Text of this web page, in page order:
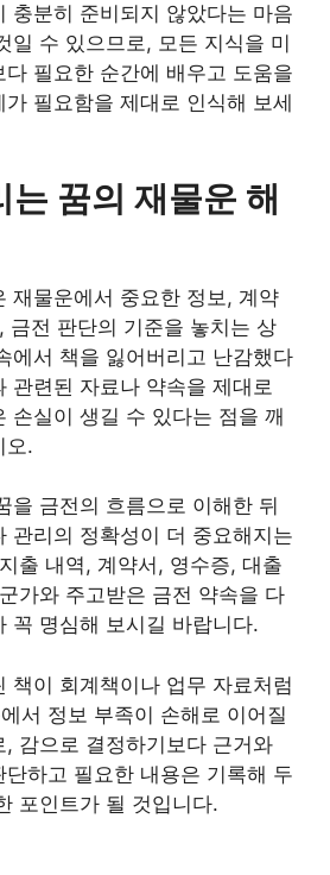
충분히 준비되지 않았다는 마음
일 수 있으므로, 모든 지식을 미
필요한 순간에 배우고 도움을
필요함을 제대로 인식해 보세
는 꿈의 재물운 해
재물운에서 중요한 정보, 계약
금전 판단의 기준을 놓치는 상
에서 책을 잃어버리고 난감했다
관련된 자료나 약속을 제대로
손실이 생길 수 있다는 점을 깨
오.
을 금전의 흐름으로 이해한 뒤
관리의 정확성이 더 중요해지는
출 내역, 계약서, 영수증, 대출
가와 주고받은 금전 약속을 다
꼭 명심해 보시길 바랍니다.
책이 회계책이나 업무 자료처럼
서 정보 부족이 손해로 이어질
, 감으로 결정하기보다 근거와
하고 필요한 내용은 기록해 두
포인트가 될 것입니다.